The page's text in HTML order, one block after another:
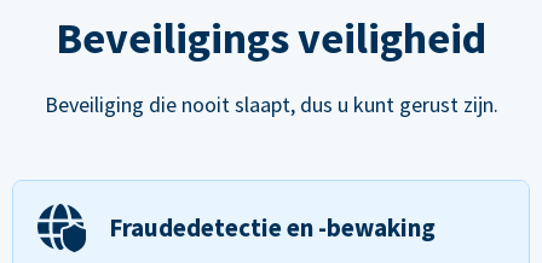
Beveiligings veiligheid
Beveiliging die nooit slaapt, dus u kunt gerust zijn.
Fraudedetectie en -bewaking